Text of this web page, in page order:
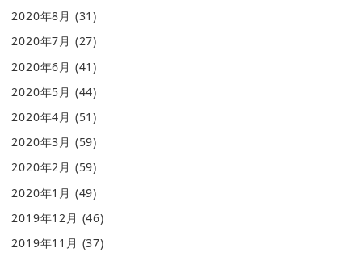
2020年8月 (31)
2020年7月 (27)
2020年6月 (41)
2020年5月 (44)
2020年4月 (51)
2020年3月 (59)
2020年2月 (59)
2020年1月 (49)
2019年12月 (46)
2019年11月 (37)